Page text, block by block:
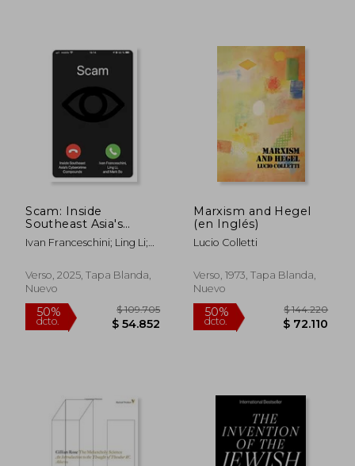
Scam: Inside
Southeast Asia's
Cybercrime
Compounds (en
Ivan Franceschini; Ling Li;
Verso, 2025, Tapa Blanda,
Nuevo
Marxism and Hegel
(en Inglés)
Lucio Colletti
Verso, 1973, Tapa Blanda,
Nuevo